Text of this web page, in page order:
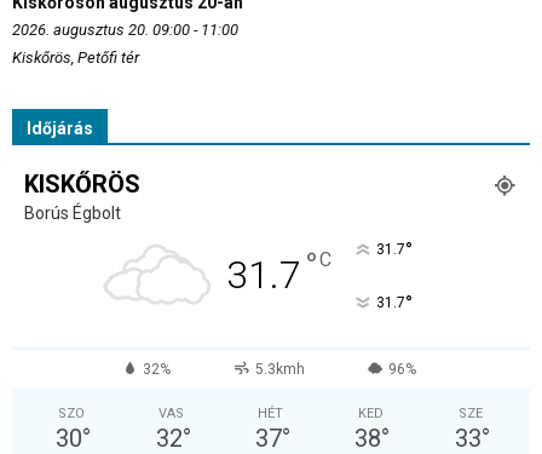
2026. augusztus 20. 09:00 - 11:00
Kiskőrös, Petőfi tér
Időjárás
KISKŐRÖS
Borús Égbolt
31.7 °C 31.7°
31.7°
32% 5.3kmh 96%
SZO
30°
VAS
32°
HÉT
37°
KED
38°
SZE
33°